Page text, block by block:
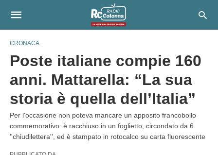
CRONACA
Poste italiane compie 160
anni. Mattarella: “La sua
storia è quella dell’Italia”
Per l'occasione non poteva mancare un apposito francobollo
commemorativo: è racchiuso in un foglietto, circondato da 6
''chiudilettera'', ed è stampato in rotocalco su carta fluorescente